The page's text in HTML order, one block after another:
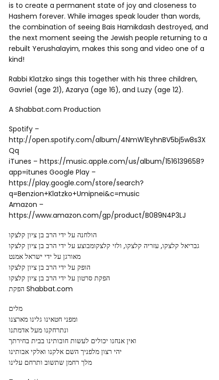
is to create a permanent state of joy and closeness to
Hashem forever. While images speak louder than words,
the combination of seeing Bais Hamikdash destroyed, and
the next moment seeing the Jewish people returning to a
rebuilt Yerushalayim, makes this song and video one of a
kind!
Rabbi Klatzko sings this together with his three children,
Gavriel (age 21), Azarya (age 16), and Luzy (age 12).
A Shabbat.com Production
Spotify –
http://open.spotify.com/album/4NmW1EyhnBV5bj5w8s3X
Qq
iTunes – https://music.apple.com/us/album/1516139658?
app=itunes Google Play –
https://play.google.com/store/search?
q=Benzion+Klatzko+Umipnei&c=music
Amazon –
https://www.amazon.com/gp/product/B089N4P3LJ
הולחנה על ידי הרב בן ציון קלצקו
גבריאל קלצקו, עזריה קלצקו, ולזי קלצקומבוצע על ידי הרב בן ציון קלצקו
מאורגן על ידי ישראל אמנט
הופק על ידי הרב בן ציון קלצקו
הפקת סרטון על ידי הרב בן ציון קלצקו
הפקת Shabbat.com
מלים
ומפני חטאינו גלינו מארצנו
ונתרחקנו מעל אדמתנו
ואין אנחנו יכולים לעשות חובותינו בבית בחירתך
יהי רצון מלפניך השם אלקנו ואלקי אבותינו
מלך רחמן שתשוב ותרחם עלינו